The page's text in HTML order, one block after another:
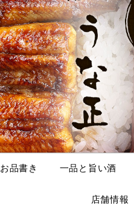
お品書き 一品と旨い酒
店舗情報